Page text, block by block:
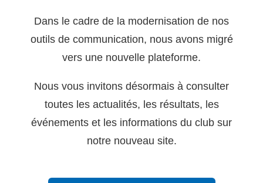
Dans le cadre de la modernisation de nos
outils de communication, nous avons migré
vers une nouvelle plateforme.
Nous vous invitons désormais à consulter
toutes les actualités, les résultats, les
événements et les informations du club sur
notre nouveau site.